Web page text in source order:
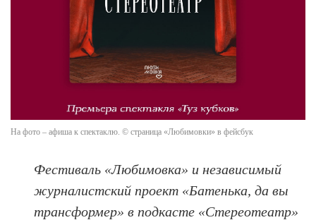
На фото – афиша к спектаклю. © страница «Любимовки» в фейсбук
Фестиваль «Любимовка» и независимый
журналистский проект «Батенька, да вы
трансформер» в подкасте «Стереотеатр»